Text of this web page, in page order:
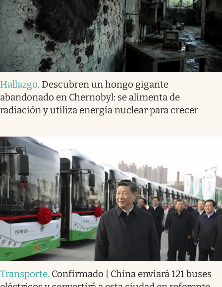
Hallazgo. Descubren un hongo gigante
abandonado en Chernobyl: se alimenta de
radiación y utiliza energía nuclear para crecer
Transporte. Confirmado | China enviará 121 buses